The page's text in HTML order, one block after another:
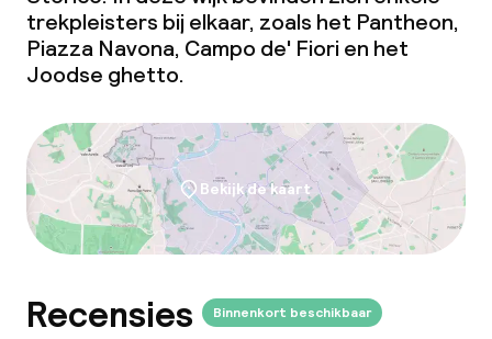
trekpleisters bij elkaar, zoals het Pantheon,
Piazza Navona, Campo de' Fiori en het
Joodse ghetto.
Bekijk de kaart
Recensies Binnenkort beschikbaar